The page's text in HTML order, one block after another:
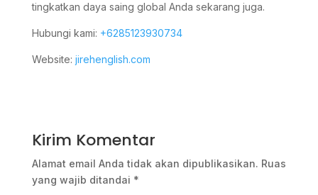
tingkatkan daya saing global Anda sekarang juga.
Hubungi kami: +6285123930734
Website: jirehenglish.com
Kirim Komentar
Alamat email Anda tidak akan dipublikasikan. Ruas
yang wajib ditandai *